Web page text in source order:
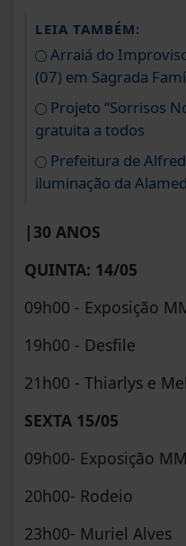
LEIA TAMBÉM:
Arraiá do
(07) em Sagrada
Projeto “Sorrisos
gratuita a todos
Prefeitura de
iluminação da
|30 ANOS
QUINTA: 14/05
09h00 - Exposição
19h00 - Desfile
21h00 - Thiarlys e
SEXTA 15/05
09h00- Exposição MM
20h00- Rodeio
23h00- Muriel Alves